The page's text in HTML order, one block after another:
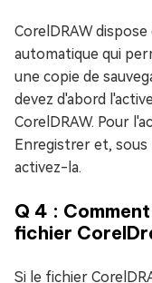
CorelDRAW
automatique qui
une copie de
devez d'abord
CorelDRAW. Pour
Enregistrer et,
activez-la.
Q 4 :
fichier
Si le fichier